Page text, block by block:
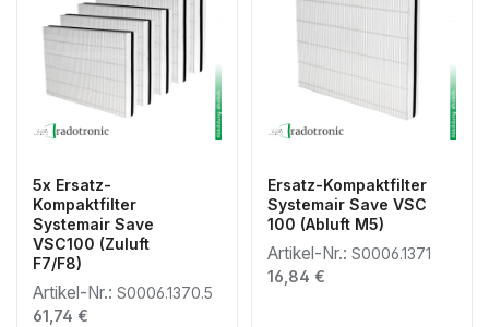
5x Ersatz-
Kompaktfilter
Systemair Save
VSC100 (Zuluft
F7/F8)
Artikel-Nr.: S0006.1370.5
Regulärer Preis:
61,74 €
Ersatz-Kompaktfilter
Systemair Save VSC
100 (Abluft M5)
Artikel-Nr.: S0006.1371
Regulärer Preis:
16,84 €